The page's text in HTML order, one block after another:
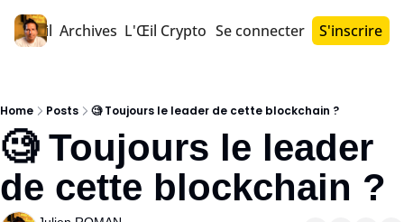
Accueil Archives L'Œil Crypto PRO™Se connecter S'inscrire
Home Posts 🧐 Toujours le leader de cette blockchain ?
🧐 Toujours le leader
de cette blockchain ?